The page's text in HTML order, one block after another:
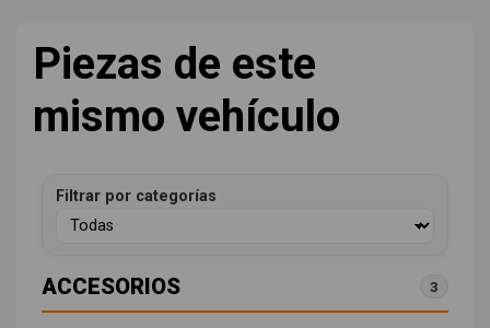
Piezas de este
mismo vehículo
Filtrar por categorías
ACCESORIOS 3